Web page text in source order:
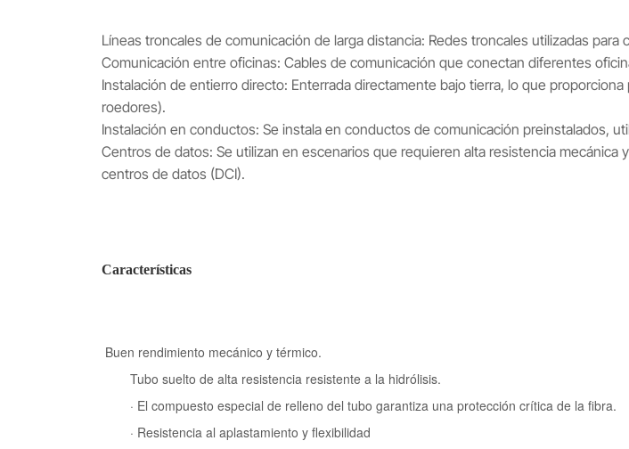
Líneas troncales de comunicación de larga distancia: Redes troncales utilizadas
Comunicación entre oficinas: Cables de comunicación que conectan diferentes
Instalación de entierro directo: Enterrada directamente bajo tierra, lo que
roedores).
Instalación en conductos: Se instala en conductos de comunicación preinstalados,
Centros de datos: Se utilizan en escenarios que requieren alta resistencia
centros de datos (DCI).
Características
Buen rendimiento mecánico y térmico.
Tubo suelto de alta resistencia resistente a la hidrólisis.
· El compuesto especial de relleno del tubo garantiza una protección crítica de la fibra.
· Resistencia al aplastamiento y flexibilidad